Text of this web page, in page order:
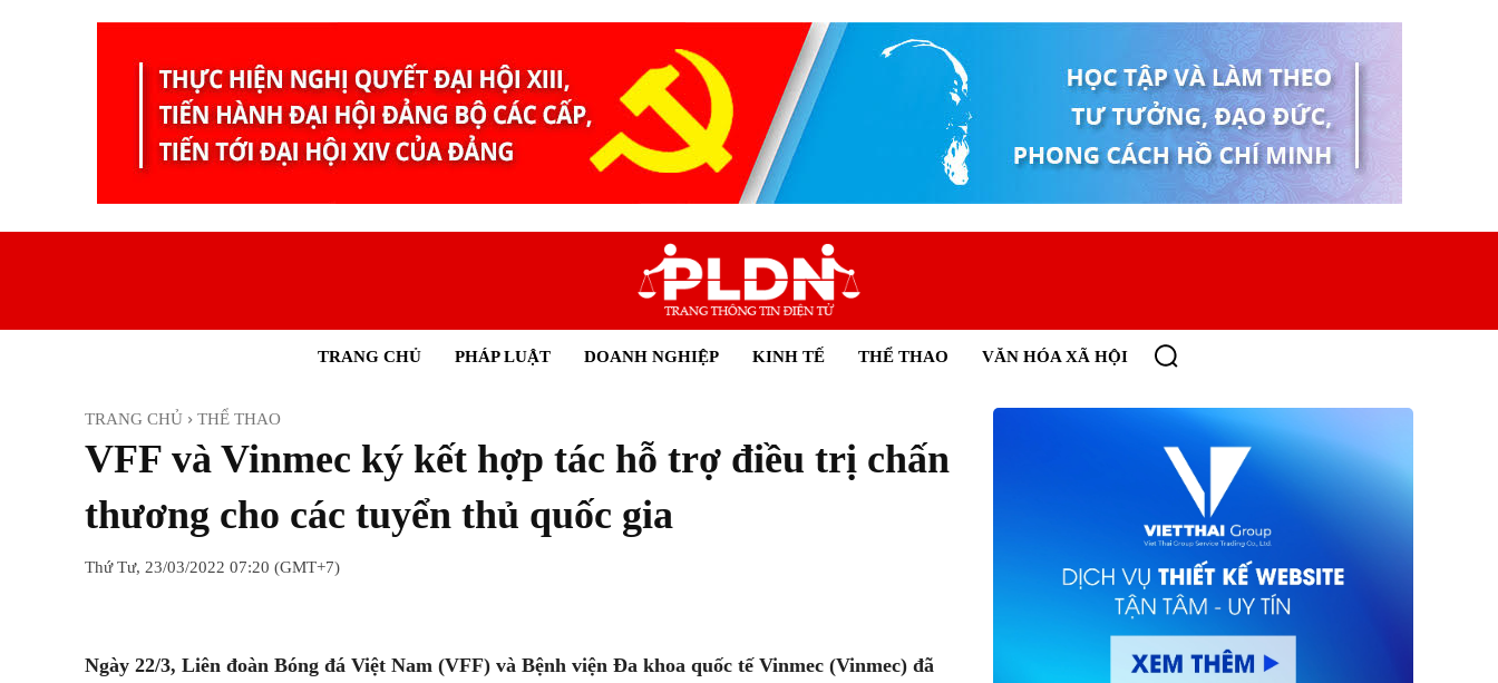
TRANG CHỦ PHÁP LUẬT DOANH NGHIỆP KINH TẾ THỂ THAO VĂN HÓA XÃ HỘI
TRANG CHỦ THỂ THAO
VFF và Vinmec ký kết hợp tác hỗ trợ điều trị chấn
thương cho các tuyển thủ quốc gia
Thứ Tư, 23/03/2022 07:20 (GMT+7)
Ngày 22/3, Liên đoàn Bóng đá Việt Nam (VFF) và Bệnh viện Đa khoa quốc tế Vinmec (Vinmec) đã